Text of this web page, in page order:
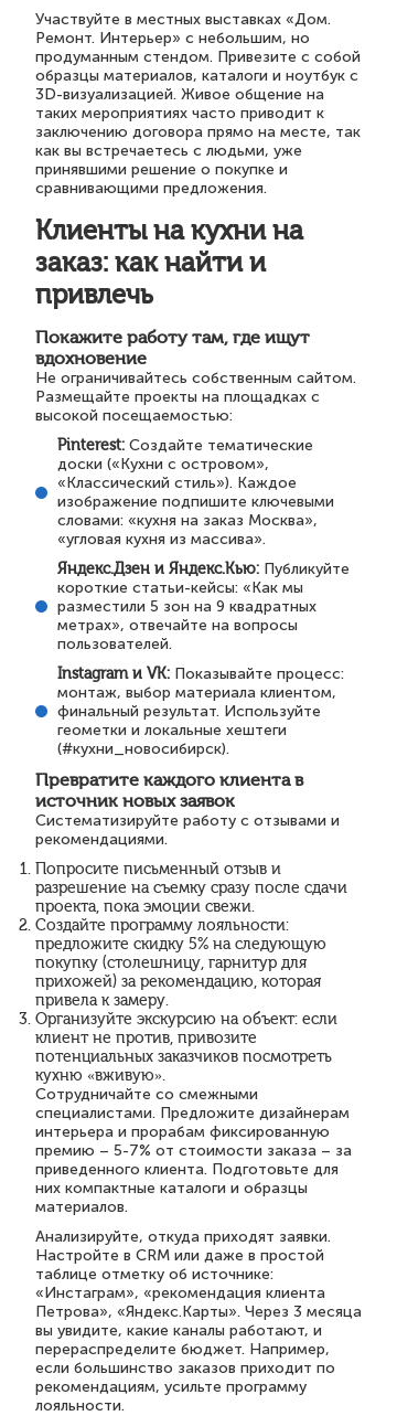
Участвуйте в местных выставках «Дом.
Ремонт. Интерьер» с небольшим, но
продуманным стендом. Привезите с собой
образцы материалов, каталоги и ноутбук с
3D-визуализацией. Живое общение на
таких мероприятиях часто приводит к
заключению договора прямо на месте, так
как вы встречаетесь с людьми, уже
принявшими решение о покупке и
сравнивающими предложения.
Клиенты на кухни на
заказ: как найти и
привлечь
Покажите работу там, где ищут
вдохновение
Не ограничивайтесь собственным сайтом.
Размещайте проекты на площадках с
высокой посещаемостью:
Pinterest: Создайте тематические
доски («Кухни с островом»,
«Классический стиль»). Каждое
изображение подпишите ключевыми
словами: «кухня на заказ Москва»,
«угловая кухня из массива».
Яндекс.Дзен и Яндекс.Кью: Публикуйте
короткие статьи-кейсы: «Как мы
разместили 5 зон на 9 квадратных
метрах», отвечайте на вопросы
пользователей.
Instagram и VK: Показывайте процесс:
монтаж, выбор материала клиентом,
финальный результат. Используйте
геометки и локальные хештеги
(#кухни_новосибирск).
Превратите каждого клиента в
источник новых заявок
Систематизируйте работу с отзывами и
рекомендациями.
Попросите письменный отзыв и
разрешение на съемку сразу после сдачи
проекта, пока эмоции свежи.
Создайте программу лояльности:
предложите скидку 5% на следующую
покупку (столешницу, гарнитур для
прихожей) за рекомендацию, которая
привела к замеру.
Организуйте экскурсию на объект: если
клиент не против, привозите
потенциальных заказчиков посмотреть
кухню «вживую».
Сотрудничайте со смежными
специалистами. Предложите дизайнерам
интерьера и прорабам фиксированную
премию – 5-7% от стоимости заказа – за
приведенного клиента. Подготовьте для
них компактные каталоги и образцы
материалов.
Анализируйте, откуда приходят заявки.
Настройте в CRM или даже в простой
таблице отметку об источнике:
«Инстаграм», «рекомендация клиента
Петрова», «Яндекс.Карты». Через 3 месяца
вы увидите, какие каналы работают, и
перераспределите бюджет. Например,
если большинство заказов приходит по
рекомендациям, усильте программу
лояльности.